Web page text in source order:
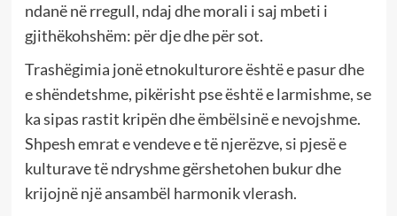
ndanë në rregull, ndaj dhe morali i saj mbeti i
gjithëkohshëm: për dje dhe për sot.
Trashëgimia jonë etnokulturore është e pasur dhe
e shëndetshme, pikërisht pse është e larmishme, se
ka sipas rastit kripën dhe ëmbëlsinë e nevojshme.
Shpesh emrat e vendeve e të njerëzve, si pjesë e
kulturave të ndryshme gërshetohen bukur dhe
krijojnë një ansambël harmonik vlerash.